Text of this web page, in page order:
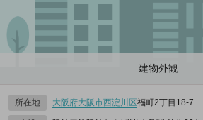
建物外観
所在地 大阪府大阪市西淀川区福町2丁目18-7